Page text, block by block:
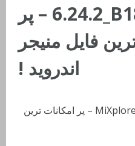
6.24.2_B1801251 – پر
فایل منیجر
اندروید !
دانلود MiXplorer 6.24.2_B1801251 – پر امکانات ترین